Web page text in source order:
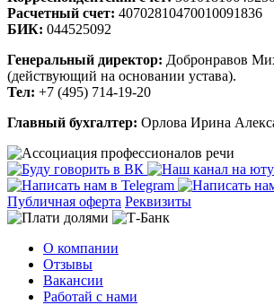
Расчетный счет: 40702810470010091836
БИК: 044525092
Генеральный директор: Добронравов
(действующий на основании устава).
Тел: +7 (495) 714-19-20
Главный бухгалтер: Орлова Ирина
Публичная оферта Реквизиты
О компании
Отзывы
Вакансии
Работай с нами